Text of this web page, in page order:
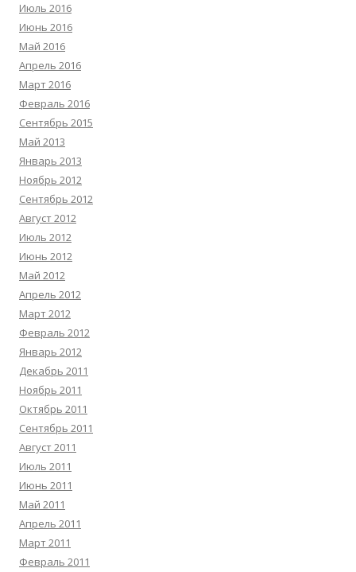
Июль 2016
Июнь 2016
Май 2016
Апрель 2016
Март 2016
Февраль 2016
Сентябрь 2015
Май 2013
Январь 2013
Ноябрь 2012
Сентябрь 2012
Август 2012
Июль 2012
Июнь 2012
Май 2012
Апрель 2012
Март 2012
Февраль 2012
Январь 2012
Декабрь 2011
Ноябрь 2011
Октябрь 2011
Сентябрь 2011
Август 2011
Июль 2011
Июнь 2011
Май 2011
Апрель 2011
Март 2011
Февраль 2011